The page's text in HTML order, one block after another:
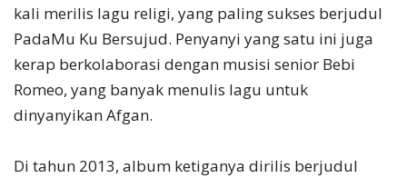
kali merilis lagu religi, yang paling sukses berjudul
PadaMu Ku Bersujud. Penyanyi yang satu ini juga
kerap berkolaborasi dengan musisi senior Bebi
Romeo, yang banyak menulis lagu untuk
dinyanyikan Afgan.
Di tahun 2013, album ketiganya dirilis berjudul